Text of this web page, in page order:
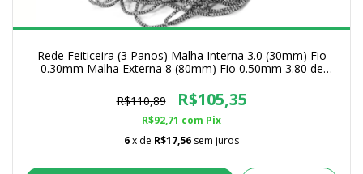
Rede Feiticeira (3 Panos) Malha Interna 3.0 (30mm) Fio
0.30mm Malha Externa 8 (80mm) Fio 0.50mm 3.80 de
R$110,89
R$105,35
R$92,71 com Pix
6x de R$17,56 sem juros